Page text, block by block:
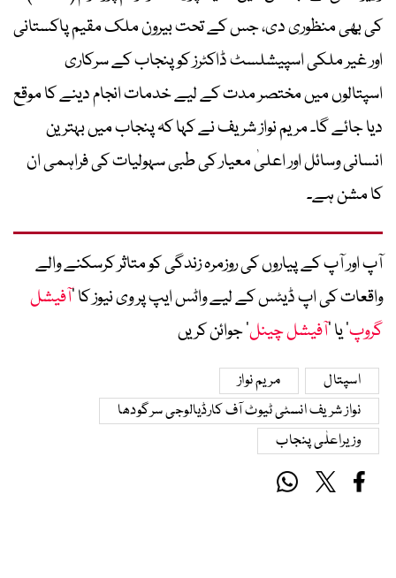
کی بھی منظوری دی، جس کے تحت بیرون ملک مقیم پاکستانی
اور غیر ملکی اسپیشلسٹ ڈاکٹرز کو پنجاب کے سرکاری
اسپتالوں میں مختصر مدت کے لیے خدمات انجام دینے کا موقع
دیا جائے گا۔ مریم نواز شریف نے کہا کہ پنجاب میں بہترین
انسانی وسائل اور اعلیٰ معیار کی طبی سہولیات کی فراہمی ان
کا مشن ہے۔
آپ اور آپ کے پیاروں کی روزمرہ زندگی کو متاثر کرسکنے والے
واقعات کی اپ ڈیٹس کے لیے واٹس ایپ پر وی نیوز کا ’آفیشل
گروپ‘ یا ’آفیشل چینل‘ جوائن کریں
اسپتال
مریم نواز
نواز شریف انسٹی ٹیوٹ آف کارڈیالوجی سرگودھا
وزیراعلٰی پنجاب